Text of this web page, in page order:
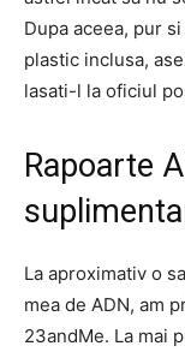
Dupa aceea, pur
plastic inclusa,
lasati-l la oficiul
Rapoarte
La aproximativ o
mea de ADN, am
23andMe. La mai